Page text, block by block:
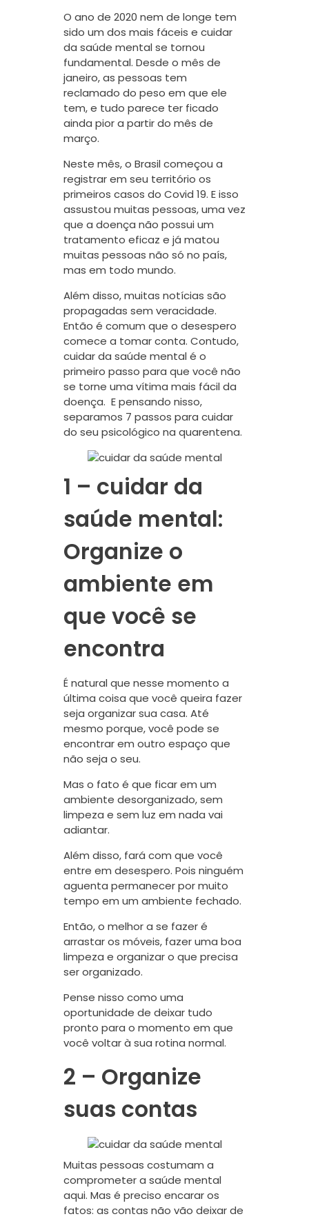
O ano de 2020 nem de longe tem
sido um dos mais fáceis e cuidar
da saúde mental se tornou
fundamental. Desde o mês de
janeiro, as pessoas tem
reclamado do peso em que ele
tem, e tudo parece ter ficado
ainda pior a partir do mês de
março.
Neste mês, o Brasil começou a
registrar em seu território os
primeiros casos do Covid 19. E isso
assustou muitas pessoas, uma vez
que a doença não possui um
tratamento eficaz e já matou
muitas pessoas não só no país,
mas em todo mundo.
Além disso, muitas notícias são
propagadas sem veracidade.
Então é comum que o desespero
comece a tomar conta. Contudo,
cuidar da saúde mental é o
primeiro passo para que você não
se torne uma vítima mais fácil da
doença. E pensando nisso,
separamos 7 passos para cuidar
do seu psicológico na quarentena.
1 – cuidar da
saúde mental:
Organize o
ambiente em
que você se
encontra
É natural que nesse momento a
última coisa que você queira fazer
seja organizar sua casa. Até
mesmo porque, você pode se
encontrar em outro espaço que
não seja o seu.
Mas o fato é que ficar em um
ambiente desorganizado, sem
limpeza e sem luz em nada vai
adiantar.
Além disso, fará com que você
entre em desespero. Pois ninguém
aguenta permanecer por muito
tempo em um ambiente fechado.
Então, o melhor a se fazer é
arrastar os móveis, fazer uma boa
limpeza e organizar o que precisa
ser organizado.
Pense nisso como uma
oportunidade de deixar tudo
pronto para o momento em que
você voltar à sua rotina normal.
2 – Organize
suas contas
Muitas pessoas costumam a
comprometer a saúde mental
aqui. Mas é preciso encarar os
fatos: as contas não vão deixar de